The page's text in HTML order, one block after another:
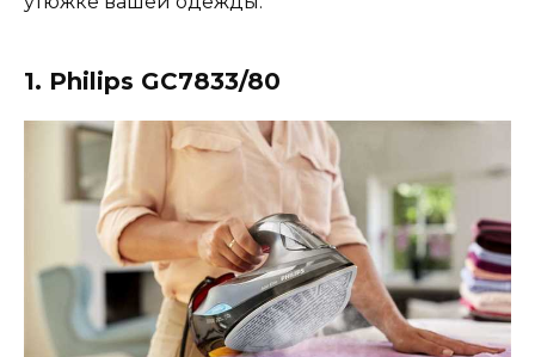
1. Philips GC7833/80